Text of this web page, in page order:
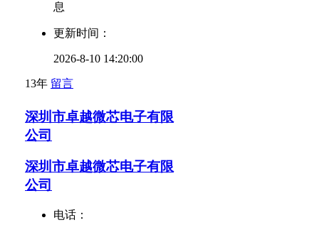
息
更新时间：
2026-8-10 14:20:00
13年 留言
深圳市卓越微芯电子有限
公司
深圳市卓越微芯电子有限
公司
电话：